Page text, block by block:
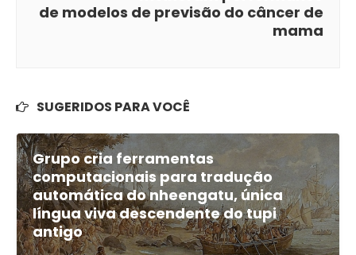
de modelos de previsão do câncer de
mama
SUGERIDOS PARA VOCÊ
Grupo cria ferramentas
computacionais para tradução
automática do nheengatu, única
língua viva descendente do tupi
antigo